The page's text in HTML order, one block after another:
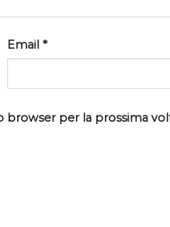
Email *
browser per la prossima